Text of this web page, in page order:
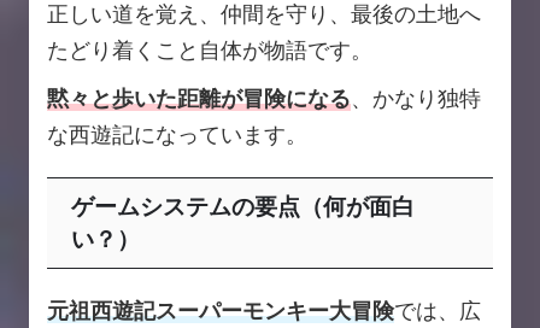
正しい道を覚え、仲間を守り、最後の土地へ
たどり着くこと自体が物語です。
黙々と歩いた距離が冒険になる、かなり独特
な西遊記になっています。
ゲームシステムの要点（何が面白
い？）
元祖西遊記スーパーモンキー大冒険では、広